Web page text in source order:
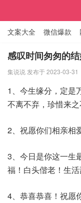
文案大全 微信爆款
知识大全
感叹时间匆匆的
集说说 发布于 2023-03-31
1、今生缘分，定是
不离不弃，珍惜来之
2、祝愿你们相亲相
3、今日是你这一生
福！白头偕老！生活
4、恭喜恭喜！祝愿